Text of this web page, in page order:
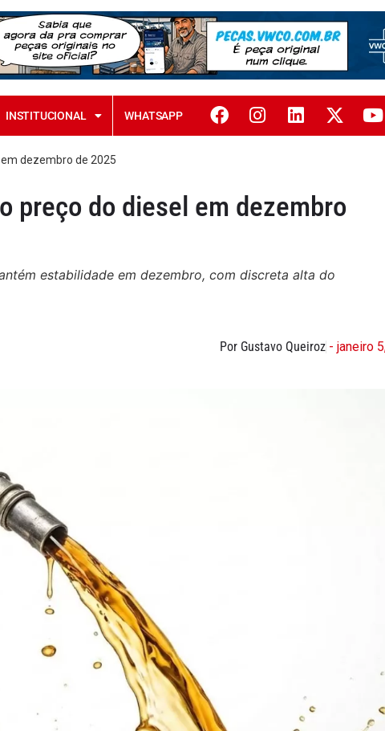
INSTITUCIONAL WHATSAPP
dezembro de 2025
preço do diesel em dezembro
estabilidade em dezembro, com discreta alta do
Por Gustavo Queiroz - janeiro